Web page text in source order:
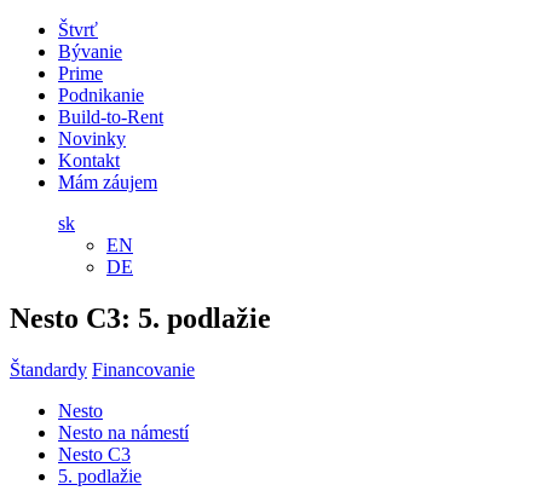
Štvrť
Bývanie
Prime
Podnikanie
Build-to-Rent
Novinky
Kontakt
Mám záujem
sk
EN
DE
Nesto C3: 5. podlažie
Štandardy Financovanie
Nesto
Nesto na námestí
Nesto C3
5. podlažie